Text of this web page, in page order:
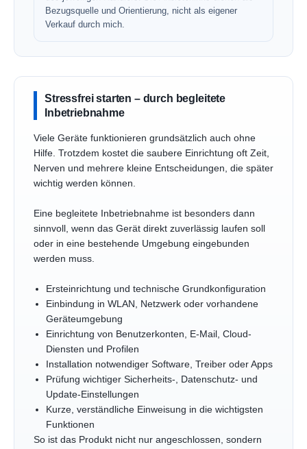
Bezugsquelle und Orientierung, nicht als eigener
Verkauf durch mich.
Stressfrei starten – durch begleitete
Inbetriebnahme
Viele Geräte funktionieren grundsätzlich auch ohne
Hilfe. Trotzdem kostet die saubere Einrichtung oft Zeit,
Nerven und mehrere kleine Entscheidungen, die später
wichtig werden können.
Eine begleitete Inbetriebnahme ist besonders dann
sinnvoll, wenn das Gerät direkt zuverlässig laufen soll
oder in eine bestehende Umgebung eingebunden
werden muss.
Ersteinrichtung und technische Grundkonfiguration
Einbindung in WLAN, Netzwerk oder vorhandene
Geräteumgebung
Einrichtung von Benutzerkonten, E-Mail, Cloud-
Diensten und Profilen
Installation notwendiger Software, Treiber oder Apps
Prüfung wichtiger Sicherheits-, Datenschutz- und
Update-Einstellungen
Kurze, verständliche Einweisung in die wichtigsten
Funktionen
So ist das Produkt nicht nur angeschlossen, sondern